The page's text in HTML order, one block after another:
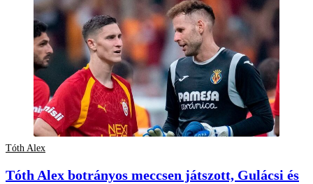
Tóth Alex
Tóth Alex botrányos meccsen játszott, Gulácsi és